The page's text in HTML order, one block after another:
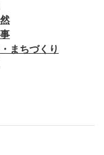
まちづくり